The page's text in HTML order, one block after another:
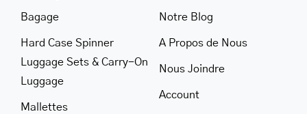
Bagage
Hard Case Spinner
Luggage Sets & Carry-On
Luggage
Mallettes
Notre Blog
A Propos de Nous
Nous Joindre
Account